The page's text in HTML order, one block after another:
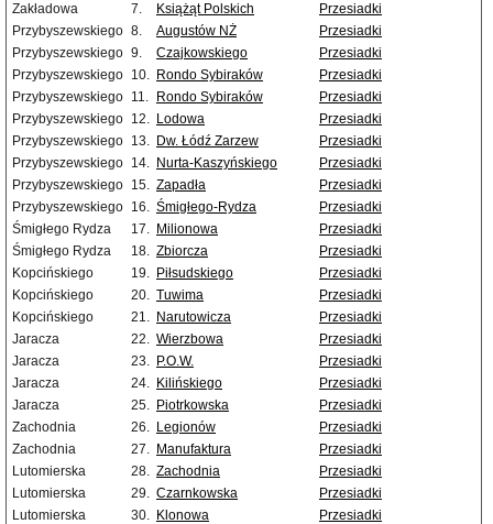
Zakładowa
7. Książąt Polskich
Przesiadki
Przybyszewskiego 8. Augustów NŻ
Przesiadki
Przybyszewskiego 9. Czajkowskiego
Przesiadki
Przybyszewskiego 10. Rondo Sybiraków
Przesiadki
Przybyszewskiego 11. Rondo Sybiraków
Przesiadki
Przybyszewskiego 12. Lodowa
Przesiadki
Przybyszewskiego 13. Dw. Łódź Zarzew
Przesiadki
Przybyszewskiego 14. Nurta-Kaszyńskiego
Przesiadki
Przybyszewskiego 15. Zapadła
Przesiadki
Przybyszewskiego 16. Śmigłego-Rydza
Przesiadki
Śmigłego Rydza
17. Milionowa
Przesiadki
Śmigłego Rydza
18. Zbiorcza
Przesiadki
Kopcińskiego
19. Piłsudskiego
Przesiadki
Kopcińskiego
20. Tuwima
Przesiadki
Kopcińskiego
21. Narutowicza
Przesiadki
Jaracza
22. Wierzbowa
Przesiadki
Jaracza
23. P.O.W.
Przesiadki
Jaracza
24. Kilińskiego
Przesiadki
Jaracza
25. Piotrkowska
Przesiadki
Zachodnia
26. Legionów
Przesiadki
Zachodnia
27. Manufaktura
Przesiadki
Lutomierska
28. Zachodnia
Przesiadki
Lutomierska
29. Czarnkowska
Przesiadki
Lutomierska
30. Klonowa Przesiadki